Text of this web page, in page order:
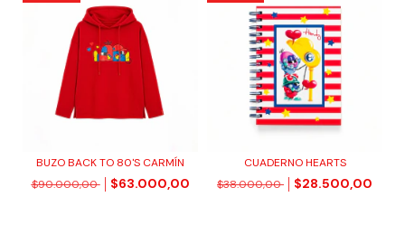
BUZO BACK TO 80'S CARMÍN
$90.000,00
$63.000,00
CUADERNO HEARTS
$38.000,00
$28.500,00